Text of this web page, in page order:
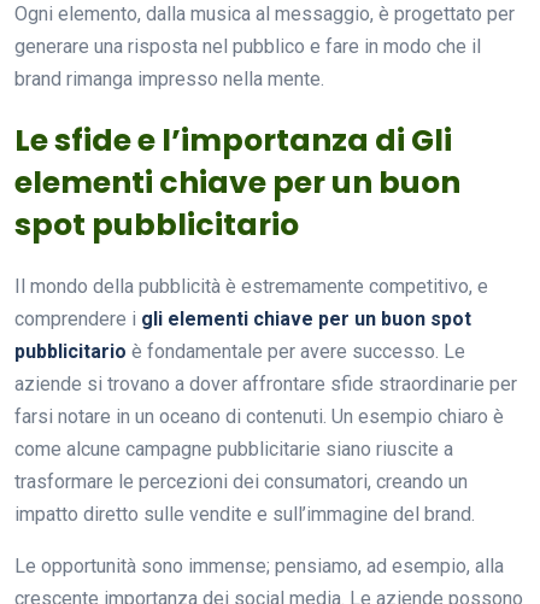
Ogni elemento, dalla musica al messaggio, è progettato per
generare una risposta nel pubblico e fare in modo che il
brand rimanga impresso nella mente.
Le sfide e l’importanza di Gli
elementi chiave per un buon
spot pubblicitario
Il mondo della pubblicità è estremamente competitivo, e
comprendere i gli elementi chiave per un buon spot
pubblicitario è fondamentale per avere successo. Le
aziende si trovano a dover affrontare sfide straordinarie per
farsi notare in un oceano di contenuti. Un esempio chiaro è
come alcune campagne pubblicitarie siano riuscite a
trasformare le percezioni dei consumatori, creando un
impatto diretto sulle vendite e sull’immagine del brand.
Le opportunità sono immense; pensiamo, ad esempio, alla
crescente importanza dei social media. Le aziende possono